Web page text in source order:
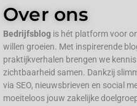
Over ons
Bedrijfsblog is hét platform voor
willen groeien. Met inspirerende
praktijkverhalen brengen we kennis
zichtbaarheid samen. Dankzij
via SEO, nieuwsbrieven en social
moeiteloos jouw zakelijke